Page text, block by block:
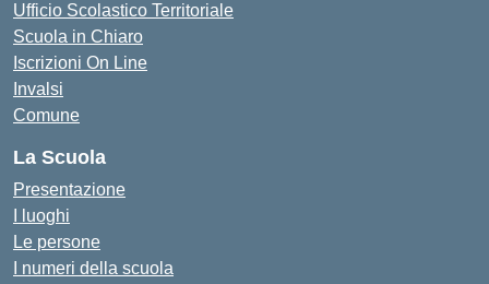
Ufficio Scolastico Territoriale
Scuola in Chiaro
Iscrizioni On Line
Invalsi
Comune
La Scuola
Presentazione
I luoghi
Le persone
I numeri della scuola